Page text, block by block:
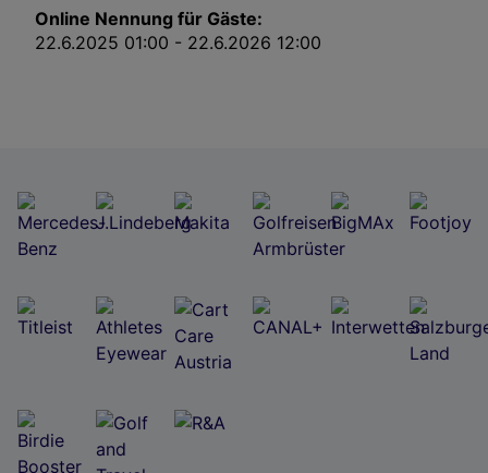
Online Nennung für Gäste:
22.6.2025 01:00 - 22.6.2026 12:00
und Verbesserung von Angeboten.
Liste der Partner (Lieferanten)